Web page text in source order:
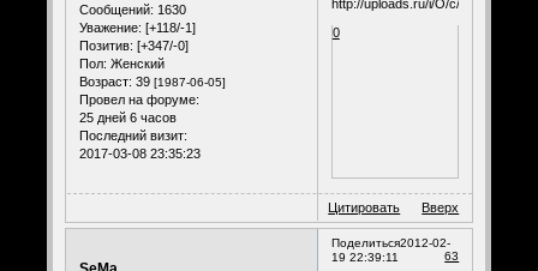
Сообщений: 1630
Уважение: [+118/-1]
Позитив: [+347/-0]
Пол: Женский
Возраст: 39 [1987-06-05]
Провел на форуме:
25 дней 6 часов
Последний визит:
2017-03-08 23:35:23
0
Цитировать Вверх
Поделиться
63
2012-02-
19 22:39:11